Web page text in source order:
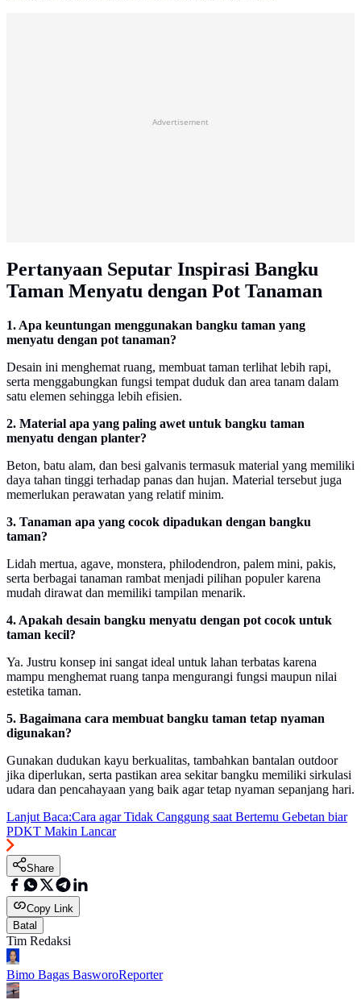
Advertisement
Pertanyaan Seputar Inspirasi Bangku
Taman Menyatu dengan Pot Tanaman
1. Apa keuntungan menggunakan bangku taman yang
menyatu dengan pot tanaman?
Desain ini menghemat ruang, membuat taman terlihat lebih rapi,
serta menggabungkan fungsi tempat duduk dan area tanam dalam
satu elemen sehingga lebih efisien.
2. Material apa yang paling awet untuk bangku taman
menyatu dengan planter?
Beton, batu alam, dan besi galvanis termasuk material yang memiliki
daya tahan tinggi terhadap panas dan hujan. Material tersebut juga
memerlukan perawatan yang relatif minim.
3. Tanaman apa yang cocok dipadukan dengan bangku
taman?
Lidah mertua, agave, monstera, philodendron, palem mini, pakis,
serta berbagai tanaman rambat menjadi pilihan populer karena
mudah dirawat dan memiliki tampilan menarik.
4. Apakah desain bangku menyatu dengan pot cocok untuk
taman kecil?
Ya. Justru konsep ini sangat ideal untuk lahan terbatas karena
mampu menghemat ruang tanpa mengurangi fungsi maupun nilai
estetika taman.
5. Bagaimana cara membuat bangku taman tetap nyaman
digunakan?
Gunakan dudukan kayu berkualitas, tambahkan bantalan outdoor
jika diperlukan, serta pastikan area sekitar bangku memiliki sirkulasi
udara dan pencahayaan yang baik agar tetap nyaman sepanjang hari.
Lanjut Baca:Cara agar Tidak Canggung saat Bertemu Gebetan biar
PDKT Makin Lancar
Share
Copy Link
Batal
Tim Redaksi
Bimo Bagas BasworoReporter